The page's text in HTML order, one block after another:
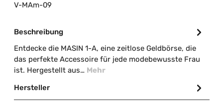
V-MAm-09
Beschreibung
Entdecke die MASIN 1-A, eine zeitlose Geldbörse, die
das perfekte Accessoire für jede modebewusste Frau
ist. Hergestellt aus… Mehr
Hersteller